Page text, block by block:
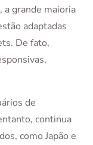
a grande maioria
adaptadas
De fato,
de
continua
como Japão e